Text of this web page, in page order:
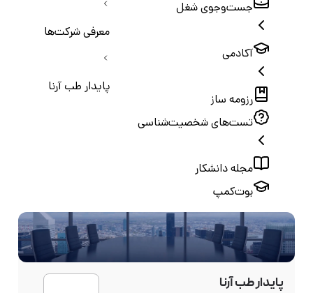
جست‌و‌جوی شغل
آکادمی
رزومه ساز
تست‌های شخصیت‌شناسی
مجله دانشکار
بوت‌کمپ
معرفی شرکت‌ها
پایدار طب آرنا
پایدار طب آرنا